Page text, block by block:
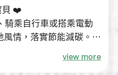
貝 ❤️
乘自行車或搭乘電動
情，落實節能減碳。
交通運輸工具，將無車日
view more